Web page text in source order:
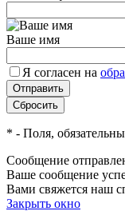
Ваше имя
Я согласен на
* - Поля,
Сообщение
Ваше сообщение
Вами свяжется наш
Закрыть окно